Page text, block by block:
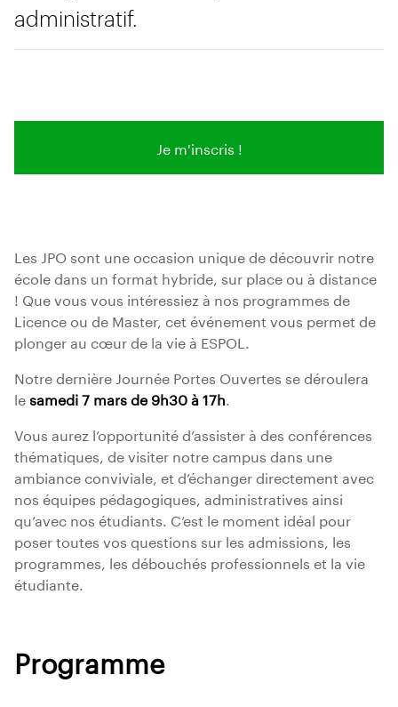
administratif.
Je m'inscris !
Les JPO sont une occasion unique de découvrir notre
école dans un format hybride, sur place ou à distance
! Que vous vous intéressiez à nos programmes de
Licence ou de Master, cet événement vous permet de
plonger au cœur de la vie à ESPOL.
Notre dernière Journée Portes Ouvertes se déroulera
lesamedi 7 mars de 9h30 à 17h.
Vous aurez l’opportunité d’assister à des conférences
thématiques, de visiter notre campus dans une
ambiance conviviale, et d’échanger directement avec
nos équipes pédagogiques, administratives ainsi
qu’avec nos étudiants. C’est le moment idéal pour
poser toutes vos questions sur les admissions, les
programmes, les débouchés professionnels et la vie
étudiante.
Programme